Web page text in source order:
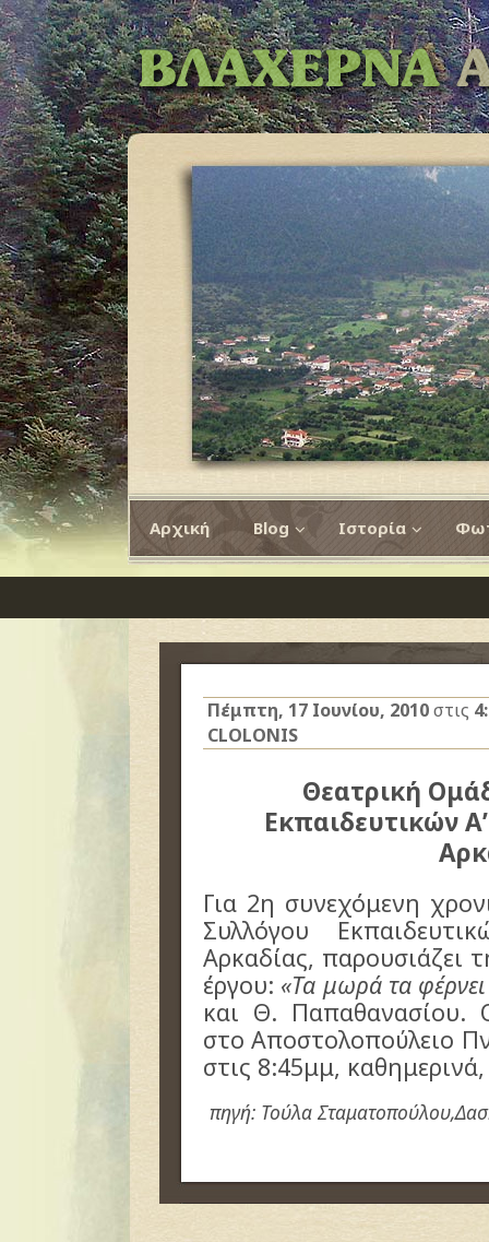
Αρχική Blog Ιστορία
Πέμπτη, 17 Ιουνίου, 2010στις
CLOLONIS
Θεατρική
Εκπαιδευτικών
Για 2η συνεχόμενη
Συλλόγου
Αρκαδίας, παρουσιάζει
έργου: «Τα μωρά τα
και Θ. Παπαθανασίου.
στο Αποστολοπούλειο
στις 8:45μμ,
πηγή: Τούλα